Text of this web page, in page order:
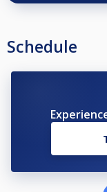
Schedule